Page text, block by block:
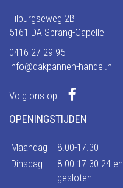
Tilburgseweg 2B
5161 DA Sprang-Capelle
0416 27 29 95
info@dakpannen-handel.nl
Volg ons op:
OPENINGSTIJDEN
Maandag
8.00-17.30
Dinsdag
8.00-17.30 24
gesloten